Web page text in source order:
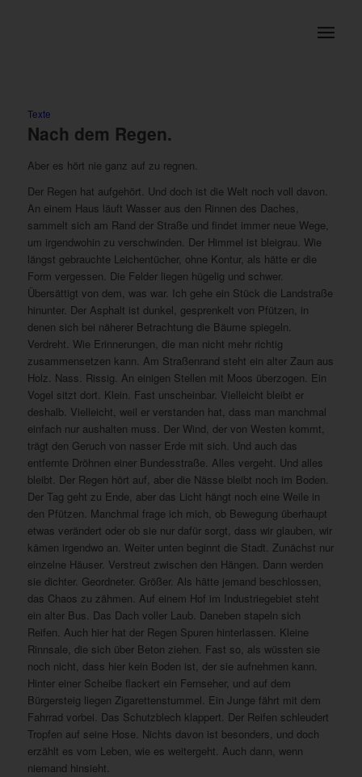
Texte
Nach dem Regen.
Aber es hört nie ganz auf zu regnen.
Der Regen hat aufgehört. Und doch ist die Welt noch voll davon.
An einem Haus läuft Wasser aus den Rinnen des Daches,
sammelt sich am Rand der Straße und findet immer neue Wege,
um irgendwohin zu verschwinden. Der Himmel ist bleigrau. Wie
längst gebrauchte Leichentücher, ohne Kontur, als hätte er die
Form vergessen. Die Felder liegen hügelig und schwer.
Übersättigt von dem, was war. Ich gehe ein Stück die Landstraße
hinunter. Der Asphalt ist dunkel, gesprenkelt von Pfützen, in
denen sich bei näherer Betrachtung die Bäume spiegeln.
Verdreht. Wie Erinnerungen, die man nicht mehr richtig
zusammensetzen kann. Am Straßenrand steht ein alter Zaun aus
Holz. Nass. Rissig. An einigen Stellen mit Moos überzogen. Ein
Vogel sitzt dort. Klein. Fast unscheinbar. Vielleicht bleibt er
deshalb. Vielleicht, weil er verstanden hat, dass man manchmal
einfach nur aushalten muss. Der Wind, der von Westen kommt,
trägt den Geruch von nasser Erde mit sich. Und auch das
entfernte Dröhnen einer Bundesstraße. Alles vergeht. Und alles
bleibt. Der Regen hört auf, aber die Nässe bleibt noch im Boden.
Der Tag geht zu Ende, aber das Licht hängt noch eine Weile in
den Pfützen. Manchmal frage ich mich, ob Bewegung überhaupt
etwas verändert oder ob sie nur dafür sorgt, dass wir glauben, wir
kämen irgendwo an. Weiter unten beginnt die Stadt. Zunächst nur
einzelne Häuser. Verstreut zwischen den Hängen. Dann werden
sie dichter. Geordneter. Größer. Als hätte jemand beschlossen,
das Chaos zu zähmen. Auf einem Hof im Industriegebiet steht
ein alter Bus. Das Dach voller Laub. Daneben stapeln sich
Reifen. Auch hier hat der Regen Spuren hinterlassen. Kleine
Rinnsale, die sich über Beton ziehen. Fast so, als wüssten sie
noch nicht, dass hier kein Boden ist, der sie aufnehmen kann.
Hinter einer Scheibe flackert ein Fernseher, und auf dem
Bürgersteig liegen Zigarettenstummel. Ein Junge fährt mit dem
Fahrrad vorbei. Das Schutzblech klappert. Der Reifen schleudert
Tropfen auf seine Hose. Nichts davon ist besonders, und doch
erzählt es vom Leben, wie es weitergeht. Auch dann, wenn
niemand hinsieht.